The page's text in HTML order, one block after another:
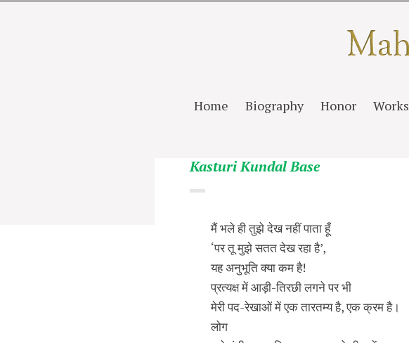
Home Biography Honor Works
Kasturi Kundal Base
मैं भले ही तुझे देख नहीं पाता हूँ
‘पर तू मुझे सतत देख रहा है’,
यह अनुभूति क्‍या कम है!
प्रत्यक्ष में आड़ी-तिरछी लगने पर भी
मेरी पद-रेखाओं में एक तारतम्य है, एक क्रम है।
लोग